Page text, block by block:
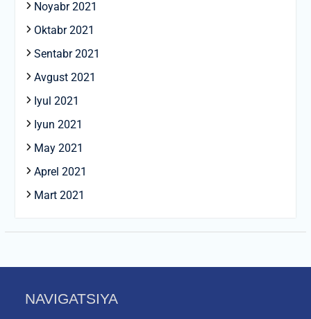
Noyabr 2021
Oktabr 2021
Sentabr 2021
Avgust 2021
Iyul 2021
Iyun 2021
May 2021
Aprel 2021
Mart 2021
NAVIGATSIYA